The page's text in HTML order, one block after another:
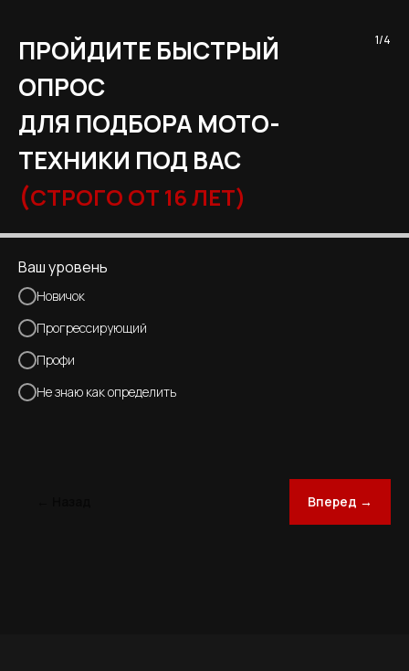
ПРОЙДИТЕ БЫСТРЫЙ
ОПРОС
ДЛЯ ПОДБОРА МОТО-
ТЕХНИКИ ПОД ВАС
(СТРОГО ОТ 16 ЛЕТ)
1/4
Ваш уровень
Новичок
Прогрессирующий
Профи
Не знаю как определить
Вперед →